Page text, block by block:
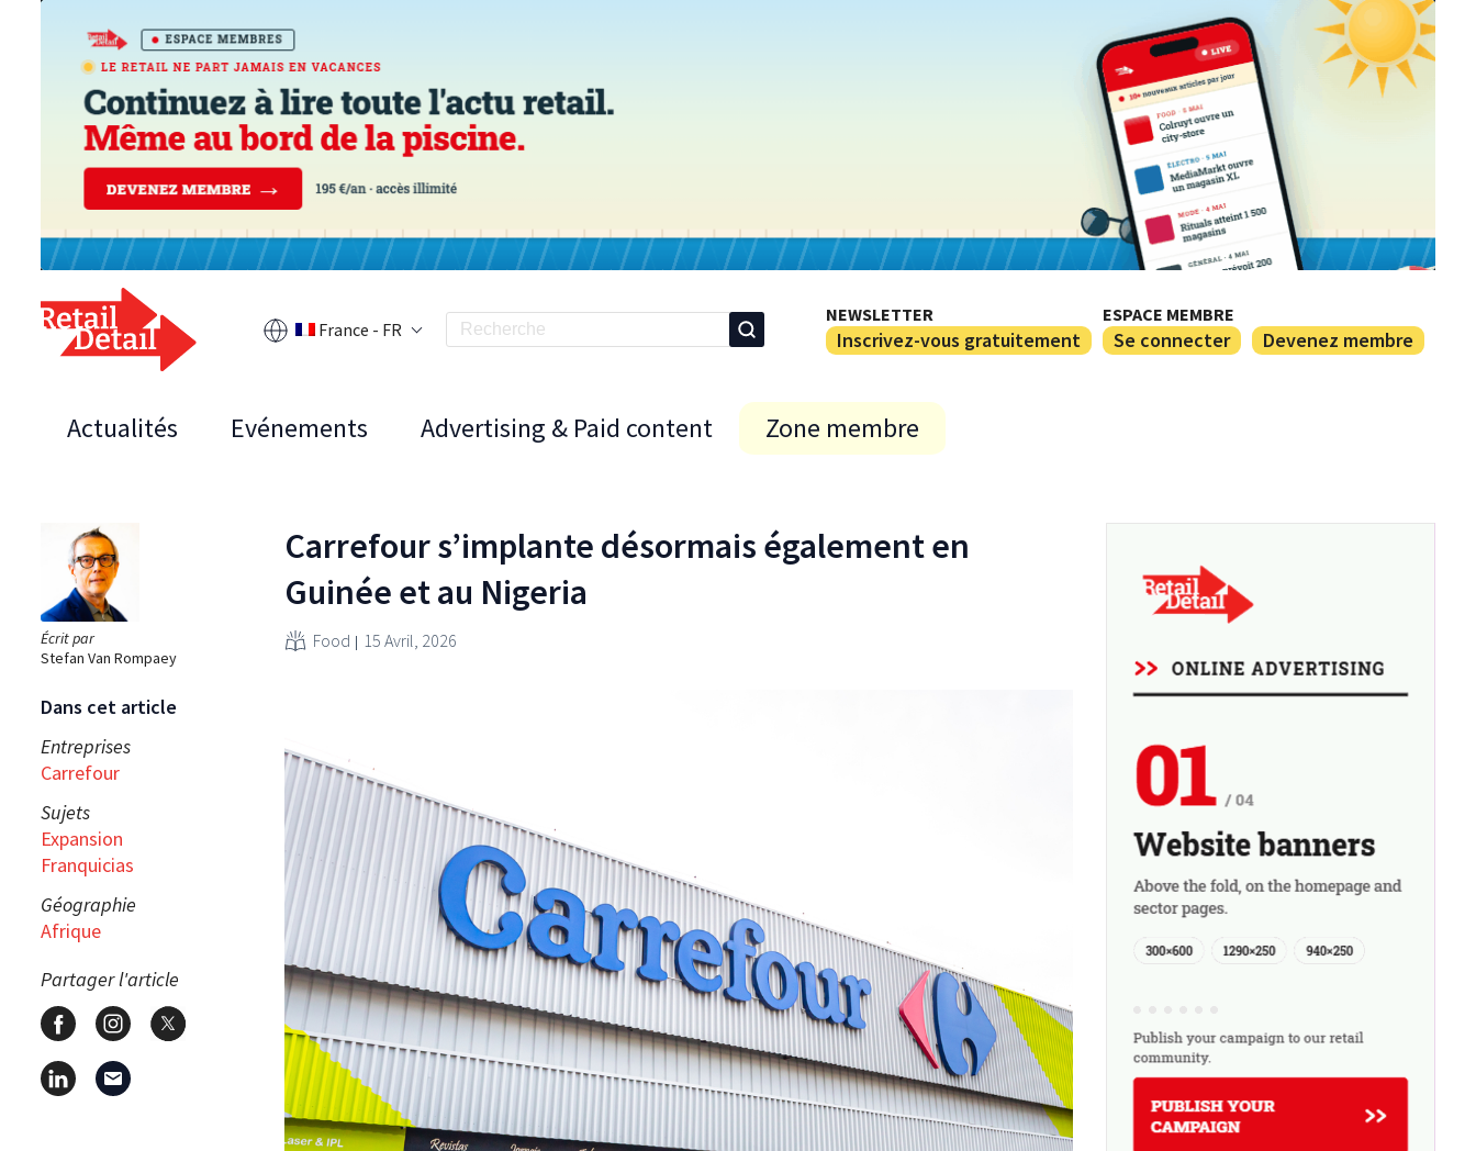
France - FR
NEWSLETTER
Inscrivez-vous gratuitement
ESPACE MEMBRE
Se connecter Devenez membre
Actualités Evénements Advertising & Paid content Zone membre
Écrit par
Stefan Van Rompaey
Dans cet article
Entreprises
Carrefour
Sujets
Expansion
Franquicias
Géographie
Afrique
Partager l'article
Carrefour s’implante désormais également en
Guinée et au Nigeria
Food 15 Avril, 2026